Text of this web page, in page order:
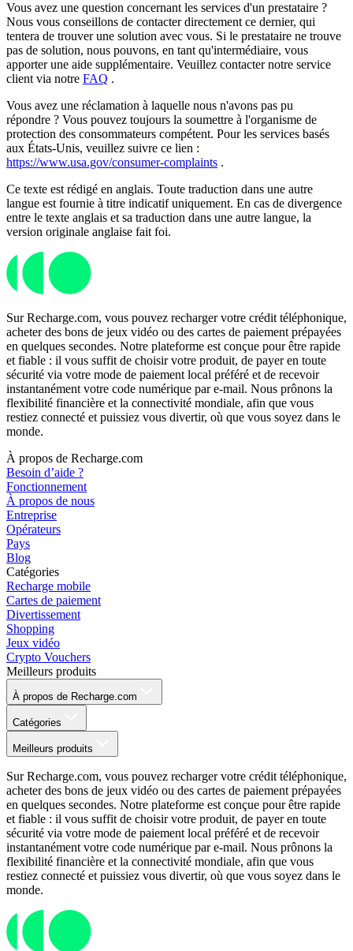
Vous avez une question concernant les services d'un prestataire ?
Nous vous conseillons de contacter directement ce dernier, qui
tentera de trouver une solution avec vous. Si le prestataire ne trouve
pas de solution, nous pouvons, en tant qu'intermédiaire, vous
apporter une aide supplémentaire. Veuillez contacter notre service
client via notre FAQ .
Vous avez une réclamation à laquelle nous n'avons pas pu
répondre ? Vous pouvez toujours la soumettre à l'organisme de
protection des consommateurs compétent. Pour les services basés
aux États-Unis, veuillez suivre ce lien :
https://www.usa.gov/consumer-complaints .
Ce texte est rédigé en anglais. Toute traduction dans une autre
langue est fournie à titre indicatif uniquement. En cas de divergence
entre le texte anglais et sa traduction dans une autre langue, la
version originale anglaise fait foi.
Sur Recharge.com, vous pouvez recharger votre crédit téléphonique,
acheter des bons de jeux vidéo ou des cartes de paiement prépayées
en quelques secondes. Notre plateforme est conçue pour être rapide
et fiable : il vous suffit de choisir votre produit, de payer en toute
sécurité via votre mode de paiement local préféré et de recevoir
instantanément votre code numérique par e-mail. Nous prônons la
flexibilité financière et la connectivité mondiale, afin que vous
restiez connecté et puissiez vous divertir, où que vous soyez dans le
monde.
À propos de Recharge.com
Besoin d’aide ?
Fonctionnement
À propos de nous
Entreprise
Opérateurs
Pays
Blog
Catégories
Recharge mobile
Cartes de paiement
Divertissement
Shopping
Jeux vidéo
Crypto Vouchers
Meilleurs produits
À propos de Recharge.com
Catégories
Meilleurs produits
Sur Recharge.com, vous pouvez recharger votre crédit téléphonique,
acheter des bons de jeux vidéo ou des cartes de paiement prépayées
en quelques secondes. Notre plateforme est conçue pour être rapide
et fiable : il vous suffit de choisir votre produit, de payer en toute
sécurité via votre mode de paiement local préféré et de recevoir
instantanément votre code numérique par e-mail. Nous prônons la
flexibilité financière et la connectivité mondiale, afin que vous
restiez connecté et puissiez vous divertir, où que vous soyez dans le
monde.